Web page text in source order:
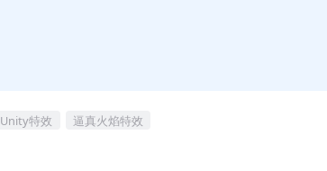
Unity特效 逼真火焰特效